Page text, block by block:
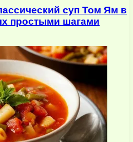
суп Том Ям в
простыми шагами